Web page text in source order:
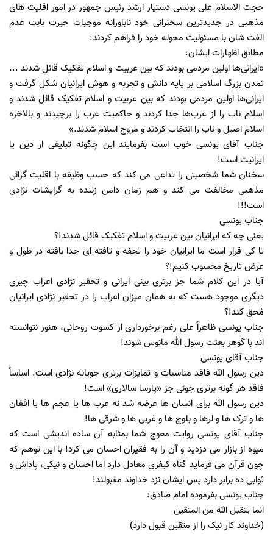
حجت الاسلام علی یونسی دستیار ارشد رئیس جمهور در امور اقلیت های
مذهبی در جدیدترین سخنرانی خود ناباورانه موجبات حیرت بابت عدم
الفت شان با مسئولیت محوله خود را فراهم کردند:
مطابق اظهارات ایشان:
«ایرانی‌ها اولین مردمی بودند که بین عربیت و اسلام تفکیک قائل شدند ...
تمدن بزرگ اسلامی بر پایه دانش و تجربه و هوش ایرانیان شکل گرفت و
ایرانی‌ها اولین مردمی بودند که بین عربیت و اسلام تفکیک قائل شدند و
اسلام ناب را از عرب‌ها جدا کردند و حاکمیت عرب را برچیدند و بالاخره
اسلام اصیل و ناب را انتخاب کردند و مروج اسلام شدند.»
جناب آقای یونسی خوب است بفرمایند این چگونه تبلیغی از دین یا
ایرانیت است!
سخنان شما شخصیتی را تداعی می کند که حسب وظیفه با اقلیت گرائی
مذهبی مخالفت می کند و هم زمان دامن زننده به گرایشات نژادی
است!!!
جناب یونسی
یعنی چه که ایرانیان بین عربیت و اسلام تفکیک قائل شدند!؟
تا کی قرار است ما ایرانیان خود را تحفه و تافته ای جدا بافته در طول و
عرض تاریخ محسوب کنیم!؟
آیا در این کلام شما جز برتری بینی ایرانی و تحقیر نژادی اعراب چیزی
دیگری موجود هست که به همان میزان اعراب را در تحقیر نژادی ایرانیان
مُحق کند!؟
جناب یونسی ظاهراً علی رغم برخورداری از کسوت روحانی، هنوز نتوانسته
اند با گوهر بعثت رسول الله مانوس شوند!
جناب آقای یونسی
دین رسول الله فاقد مناسبات و تمایزات برتری جویانه نژادی است. اساساً
فاقد هر گونه برتری جوئی جز «پارسا سالاری» است!
دین رسول الله برای انسان ها عرضه شد نه عرب ها یا عجم ها یا افغان
ها و ترک ها و لرها و بلوچ ها و غربی ها و شرقی ها!
جناب آقای یونسی روایت معوج شما بمثابه آن ساده اندیشی است که
میوه از بازار می دزدید و آن را به فقیران احسان می کرد! با این توهم که
چون قرآن می فرماید گناه کیفری معادل دارد اما احسان و نیکی، پاداش و
ثوابی ده برابر دارد پس ایشان نزد خداوند مقبولند!
جناب یونسی بفرموده امام صادق:
انما یتقبل الله من المتقین
(خداوند کار نیک را از متقین قبول دارد)